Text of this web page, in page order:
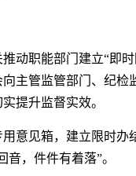
动职能部门建立“即
主管监管部门、纪检
提升监督实效。
意见箱，建立限时办
，件件有着落”。